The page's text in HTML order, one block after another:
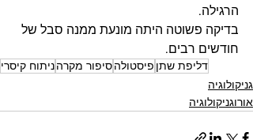
הרגילה.
בדיקה פשוטה היתה מונעת ממנה סבל של
חודשים רבים.
דליפת שתן פיסטולהסיפור מקרהניתוח קיסרי
גניקולוגיה
אורוגניקולוגיה